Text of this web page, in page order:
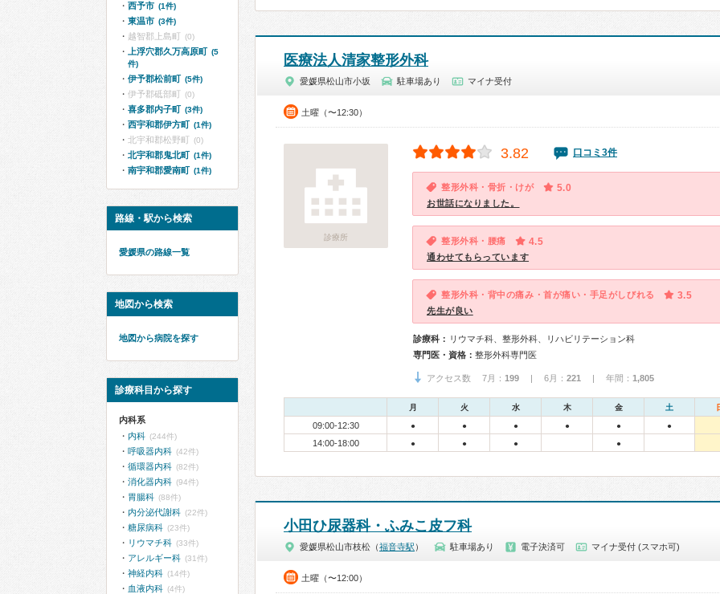
医療法人清家整形外科
愛媛県松山市小坂 駐車場あり マイナ受付
土曜（〜12:30）
診療所
3.82 口コミ3件
整形外科・骨折・けが 5.0
お世話になりました。
整形外科・腰痛 4.5
通わせてもらっています
整形外科・背中の痛み・首が痛い・手足がしびれる 3.5
先生が良い
診療科： リウマチ科、整形外科、リハビリテーション科
専門医・資格： 整形外科専門医
アクセス数 7月： 199 | 6月： 221 | 年間： 1,805
月 火 水 木 金 土
09:00-12:30 ● ● ● ● ● ●
14:00-18:00 ● ● ● ●
小田ひ尿器科・ふみこ皮フ科
愛媛県松山市枝松（福音寺駅 ） 駐車場あり 電子決済可 マイナ受付 (スマホ可)
土曜（〜12:00）
西予市 (1件)
東温市 (3件)
越智郡上島町 (0)
上浮穴郡久万高原町 (5
件)
伊予郡松前町 (5件)
伊予郡砥部町 (0)
喜多郡内子町 (3件)
西宇和郡伊方町 (1件)
北宇和郡松野町 (0)
北宇和郡鬼北町 (1件)
南宇和郡愛南町 (1件)
路線・駅から検索
愛媛県の路線一覧
地図から検索
地図から病院を探す
診療科目から探す
内科系
内科 (244件)
呼吸器内科 (42件)
循環器内科 (82件)
消化器内科 (94件)
胃腸科 (88件)
内分泌代謝科 (22件)
糖尿病科 (23件)
リウマチ科 (33件)
アレルギー科 (31件)
神経内科 (14件)
血液内科 (4件)